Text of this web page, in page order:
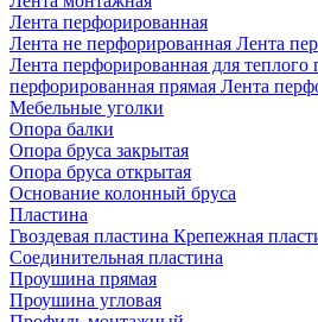
Лента перфорированная
Лента не перфорированная Лента
Лента перфорированная для теплого
перфорированная прямая Лента
Мебельные уголки
Опора балки
Опора бруса закрытая
Опора бруса открытая
Основание колонный бруса
Пластина
Гвоздевая пластина Крепежная
Соединительная пластина
Проушина прямая
Проушина угловая